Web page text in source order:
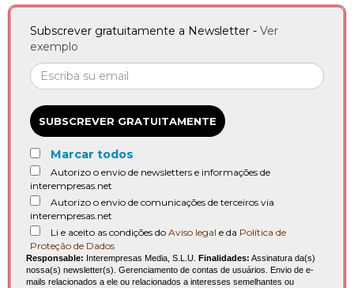
Subscrever gratuitamente a Newsletter - Ver
exemplo
SUBSCREVER GRATUITAMENTE
Marcar todos
Autorizo o envio de newsletters e informações de
interempresas.net
Autorizo o envio de comunicações de terceiros via
interempresas.net
Li e aceito as condições do Aviso legal e da Política de
Proteção de Dados
Responsable: Interempresas Media, S.L.U. Finalidades: Assinatura da(s)
nossa(s) newsletter(s). Gerenciamento de contas de usuários. Envio de e-
mails relacionados a ele ou relacionados a interesses semelhantes ou